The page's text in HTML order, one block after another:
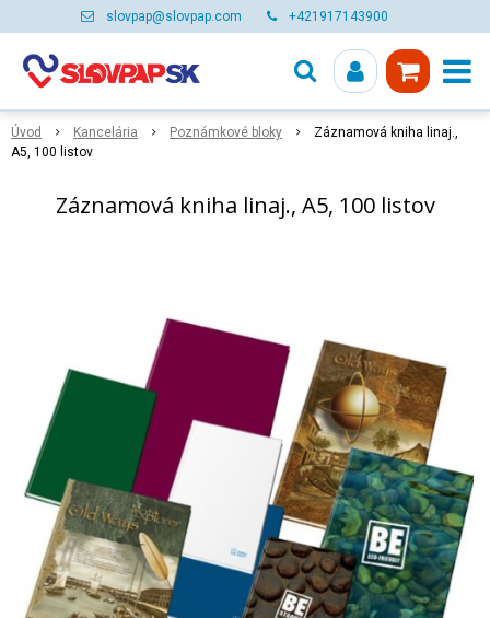
slovpap@slovpap.com +421917143900
Úvod Kancelária Poznámkové bloky
Záznamová kniha linaj.,
A5, 100 listov
Záznamová kniha linaj., A5, 100 listov